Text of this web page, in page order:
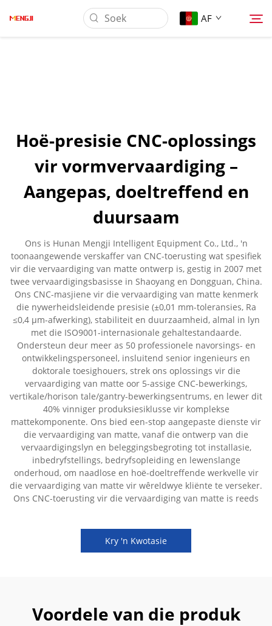
AF
Toepassing
Laai Af
Kontak Ons
Hoë-presisie CNC-oplossings
vir vormvervaardiging –
Aangepas, doeltreffend en
duursaam
Ons is Hunan Mengji Intelligent Equipment Co., Ltd., 'n
toonaangewende verskaffer van CNC-toerusting wat spesifiek
vir die vervaardiging van matte ontwerp is, gestig in 2007 met
twee vervaardigingsbasisse in Shaoyang en Dongguan, China.
Ons CNC-masjiene vir die vervaardiging van matte kenmerk
die nywerheidsleidende presisie (±0,01 mm-toleransies, Ra
≤0,4 µm-afwerking), stabiliteit en duurzaamheid, almal in lyn
met die ISO9001-internasionale gehaltestandaarde.
Ondersteun deur meer as 50 professionele navorsings- en
ontwikkelingspersoneel, insluitend senior ingenieurs en
doktorale toesighouers, strek ons oplossings vir die
vervaardiging van matte oor 5-assige CNC-bewerkings,
vertikale/horison tale/gantry-bewerkingsentrums, en lewer dit
40% vinniger produksiesiklusse vir komplekse
mattekomponente. Ons bied een-stop aangepaste dienste vir
die vervaardiging van matte, vanaf die ontwerp van die
vervaardigingslyn en beleggingsbegroting tot installasie,
inbedryfstellings, bedryfsopleiding en lewenslange
onderhoud, om naadlose en hoë-doeltreffende werkvelle vir
die vervaardiging van matte vir wêreldwye kliënte te verseker.
Ons CNC-toerusting vir die vervaardiging van matte is reeds
Kry 'n Kwotasie
Voordele van die produk